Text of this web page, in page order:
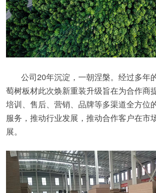
公司20年沉淀，一朝涅槃。经过多年
萄树板材此次焕新重装升级旨在为合作商
培训、售后、营销、品牌等多渠道全方位
服务，推动行业发展，推动合作客户在市
展。